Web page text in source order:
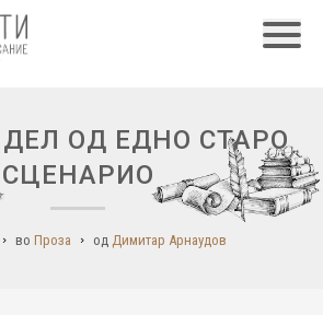
ОД ЕДНО СТАРО
СЦЕНАРИО
во Проза од Димитар Арнаудов